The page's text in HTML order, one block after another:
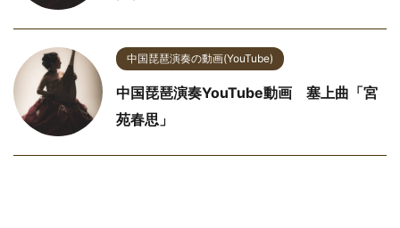
中国琵琶演奏の動画(YouTube)
中国琵琶演奏YouTube動画 塞上曲「宮
苑春思」